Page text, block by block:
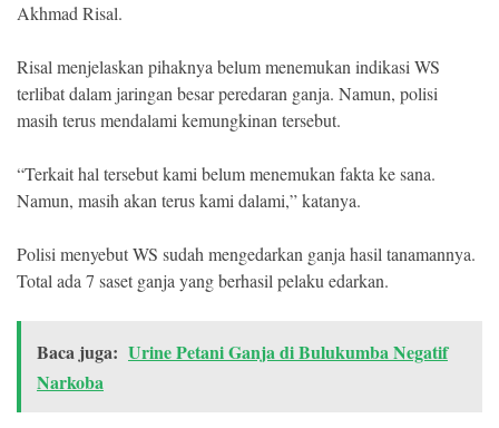
Akhmad Risal.
Risal menjelaskan pihaknya belum menemukan indikasi WS
terlibat dalam jaringan besar peredaran ganja. Namun, polisi
masih terus mendalami kemungkinan tersebut.
“Terkait hal tersebut kami belum menemukan fakta ke sana.
Namun, masih akan terus kami dalami,” katanya.
Polisi menyebut WS sudah mengedarkan ganja hasil tanamannya.
Total ada 7 saset ganja yang berhasil pelaku edarkan.
Baca juga: Urine Petani Ganja di Bulukumba Negatif
Narkoba